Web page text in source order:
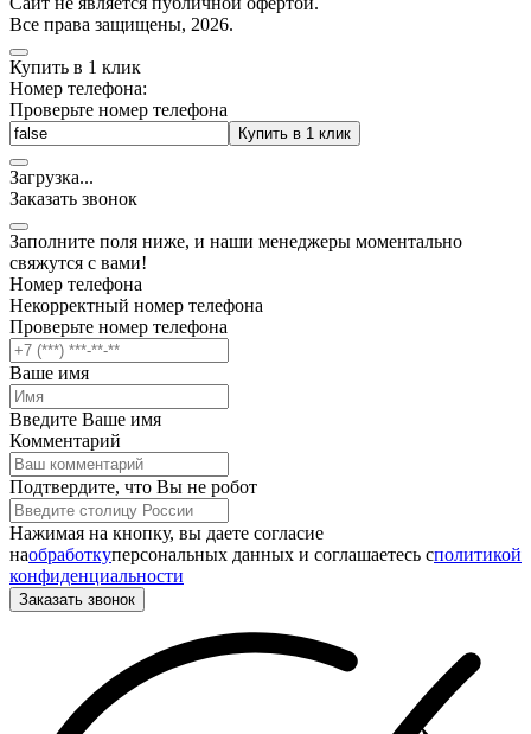
Все права защищены, 2026.
Купить в 1 клик
Номер телефона:
Проверьте номер телефона
Купить в 1 клик
Загрузка...
Заказать звонок
Заполните поля ниже, и наши менеджеры моментально
свяжутся с вами!
Номер телефона
Некорректный номер телефона
Проверьте номер телефона
Ваше имя
Введите Ваше имя
Комментарий
Подтвердите, что Вы не робот
Нажимая на кнопку, вы даете согласие
наобработкуперсональных данных и соглашаетесь cполитикой
конфиденциальности
Заказать звонок